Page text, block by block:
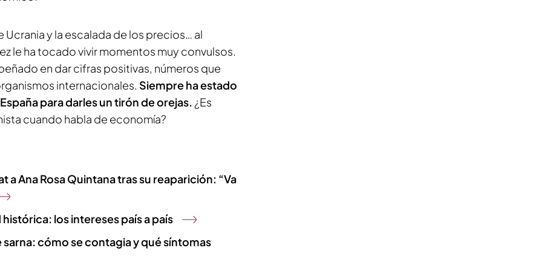
Ucrania y la escalada de los precios… al
le ha tocado vivir momentos muy convulsos.
en dar cifras positivas, números que
internacionales. Siempre ha estado
para darles un tirón de orejas. ¿Es
cuando habla de economía?
a Ana Rosa Quintana tras su reaparición: “Va
los intereses país a país
cómo se contagia y qué síntomas